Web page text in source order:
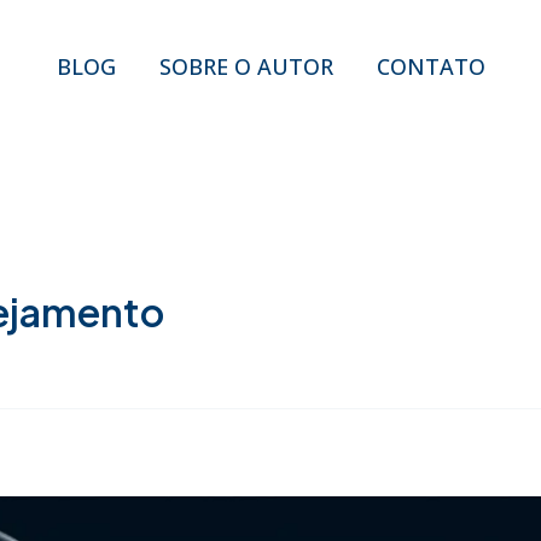
BLOG SOBRE O AUTOR CONTATO